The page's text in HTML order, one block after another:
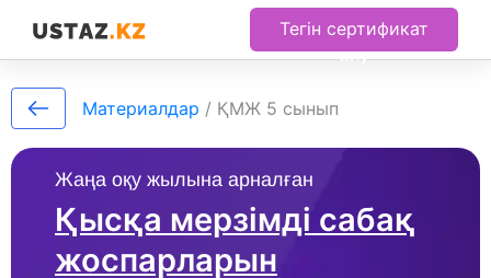
Тегін сертификат
алу
Жаңа оқу жылына арналған
Қысқа мерзімді сабақ
жоспарларын
Материалдар / ҚМЖ 5 сынып